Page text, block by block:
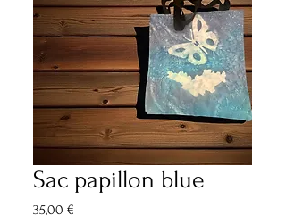
Sac papillon blue
35,00 €